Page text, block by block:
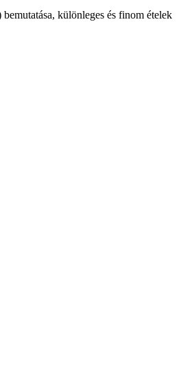
különleges és finom ételek